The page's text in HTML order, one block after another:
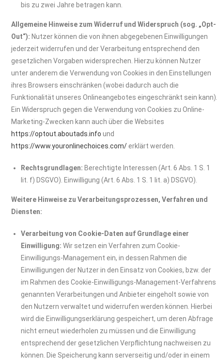
bis zu zwei Jahre betragen kann.
Allgemeine Hinweise zum Widerruf und Widerspruch (sog. „Opt-
Out“): Nutzer können die von ihnen abgegebenen Einwilligungen
jederzeit widerrufen und der Verarbeitung entsprechend den
gesetzlichen Vorgaben widersprechen. Hierzu können Nutzer
unter anderem die Verwendung von Cookies in den Einstellungen
ihres Browsers einschränken (wobei dadurch auch die
Funktionalität unseres Onlineangebotes eingeschränkt sein
Ein Widerspruch gegen die Verwendung von Cookies zu Online-
Marketing-Zwecken kann auch über die Websites
https://optout.aboutads.info und
https://www.youronlinechoices.com/erklärt werden.
Rechtsgrundlagen: Berechtigte Interessen (Art. 6 Abs. 1 S. 1
lit. f) DSGVO). Einwilligung (Art. 6 Abs. 1 S. 1 lit. a) DSGVO).
Weitere Hinweise zu Verarbeitungsprozessen, Verfahren und
Diensten:
Verarbeitung von Cookie-Daten auf Grundlage einer
Einwilligung:Wir setzen ein Verfahren zum Cookie-
Einwilligungs-Management ein, in dessen Rahmen die
Einwilligungen der Nutzer in den Einsatz von Cookies, bzw. der
im Rahmen des Cookie-Einwilligungs-Management-Verfahrens
genannten Verarbeitungen und Anbieter eingeholt sowie von
den Nutzern verwaltet und widerrufen werden können. Hierbei
wird die Einwilligungserklärung gespeichert, um deren Abfrage
nicht erneut wiederholen zu müssen und die Einwilligung
entsprechend der gesetzlichen Verpflichtung nachweisen zu
können. Die Speicherung kann serverseitig und/oder in einem